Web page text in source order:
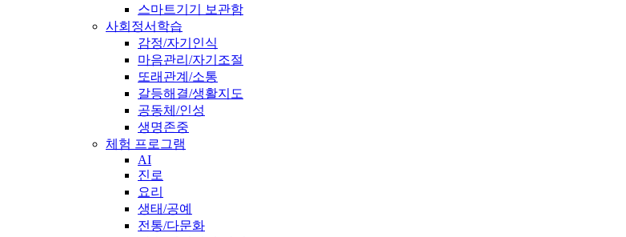
스마트기기 보관함
사회정서학습
감정/자기인식
마음관리/자기조절
또래관계/소통
갈등해결/생활지도
공동체/인성
생명존중
체험 프로그램
AI
진로
요리
생태/공예
전통/다문화